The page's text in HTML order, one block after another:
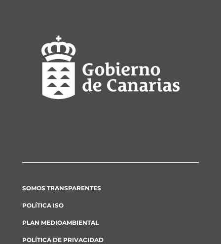
SOMOS TRANSPARENTES
POLÍTICA ISO
PLAN MEDIOAMBIENTAL
POLÍTICA DE PRIVACIDAD